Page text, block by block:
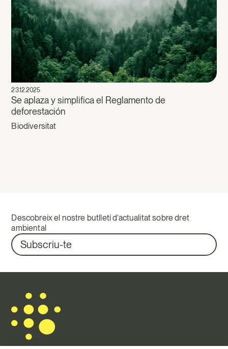
23.12.2025
Se aplaza y simplifica el Reglamento de
deforestación
Biodiversitat
Descobreix el nostre butlletí d’actualitat sobre dret
ambiental
Subscriu-te